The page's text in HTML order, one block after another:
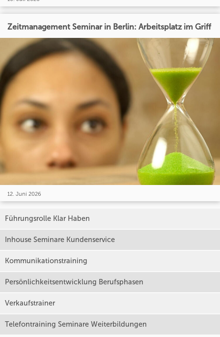
Zeitmanagement Seminar in Berlin: Arbeitsplatz im Griff
12. Juni 2026
Führungsrolle Klar Haben
Inhouse Seminare Kundenservice
Kommunikationstraining
Persönlichkeitsentwicklung Berufsphasen
Verkaufstrainer
Telefontraining Seminare Weiterbildungen